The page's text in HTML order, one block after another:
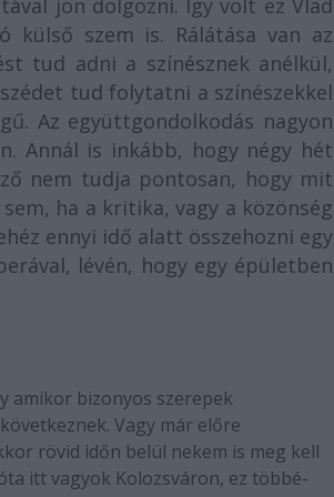
jön dolgozni. Így volt ez Vlad
külső szem is. Rálátása van az
tud adni a színésznek anélkül,
tud folytatni a színészekkel
Az együttgondolkodás nagyon
Annál is inkább, hogy négy hét
nem tudja pontosan, hogy mit
ha a kritika, vagy a közönség
ennyi idő alatt összehozni egy
lévén, hogy egy épületben
amikor bizonyos szerepek
Vagy már előre
rövid időn belül nekem is meg kell
itt vagyok Kolozsváron, ez többé-